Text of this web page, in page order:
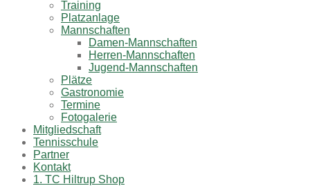
Training
Platzanlage
Mannschaften
Damen-Mannschaften
Herren-Mannschaften
Jugend-Mannschaften
Plätze
Gastronomie
Termine
Fotogalerie
Mitgliedschaft
Tennisschule
Partner
Kontakt
1. TC Hiltrup Shop